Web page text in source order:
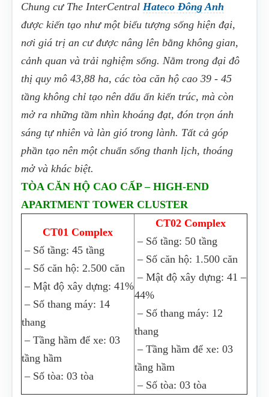
Chung cư The InterCentralHateco Đông Anh
được kiến tạo như một biểu tượng sống hiện đại,
nơi giá trị an cư được nâng lên bằng không gian,
cảnh quan và trải nghiệm sống. Nằm trong đại đô
thị quy mô 43,88 ha, các tòa căn hộ cao 39 - 45
tầng không chỉ tạo nên dấu ấn kiến trúc, mà còn
mở ra những tầm nhìn khoáng đạt, đón trọn ánh
sáng tự nhiên và làn gió trong lành. Tất cả góp
phần tạo nên một chuẩn sống thanh lịch, thoáng
mở và khác biệt.
TÒA CĂN HỘ CAO CẤP – HIGH-END
APARTMENT TOWER CLUSTER
CT01 Complex
– Số tầng: 45 tầng
– Số căn hộ: 2.500 căn
– Mật độ xây dựng: 41%
– Số thang máy: 14
thang
– Tầng hầm để xe: 03
tầng hầm
– Số tòa: 03 tòa
CT02 Complex
– Số tầng: 50 tầng
– Số căn hộ: 1.500 căn
– Mật độ xây dựng: 41 –
44%
– Số thang máy: 12
thang
– Tầng hầm để xe: 03
tầng hầm
– Số tòa: 03 tòa